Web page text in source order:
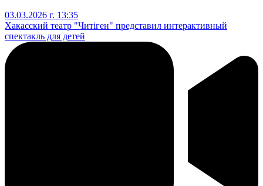
03.03.2026 г. 13:35
Хакасский театр "Читiген" представил интерактивный
спектакль для детей